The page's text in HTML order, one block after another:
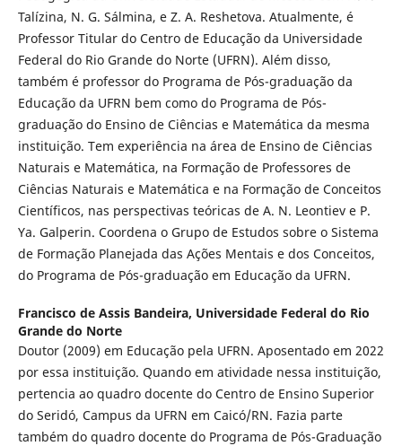
Talízina, N. G. Sálmina, e Z. A. Reshetova. Atualmente, é
Professor Titular do Centro de Educação da Universidade
Federal do Rio Grande do Norte (UFRN). Além disso,
também é professor do Programa de Pós-graduação da
Educação da UFRN bem como do Programa de Pós-
graduação do Ensino de Ciências e Matemática da mesma
instituição. Tem experiência na área de Ensino de Ciências
Naturais e Matemática, na Formação de Professores de
Ciências Naturais e Matemática e na Formação de Conceitos
Científicos, nas perspectivas teóricas de A. N. Leontiev e P.
Ya. Galperin. Coordena o Grupo de Estudos sobre o Sistema
de Formação Planejada das Ações Mentais e dos Conceitos,
do Programa de Pós-graduação em Educação da UFRN.
Francisco de Assis Bandeira, Universidade Federal do Rio
Grande do Norte
Doutor (2009) em Educação pela UFRN. Aposentado em 2022
por essa instituição. Quando em atividade nessa instituição,
pertencia ao quadro docente do Centro de Ensino Superior
do Seridó, Campus da UFRN em Caicó/RN. Fazia parte
também do quadro docente do Programa de Pós-Graduação